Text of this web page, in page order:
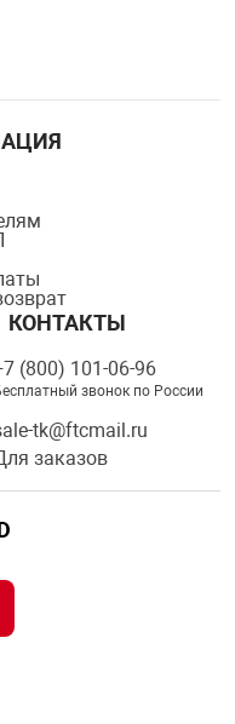
КОНТАКТЫ
(800) 101-06-96
звонок по России
tk@ftcmail.ru
заказов